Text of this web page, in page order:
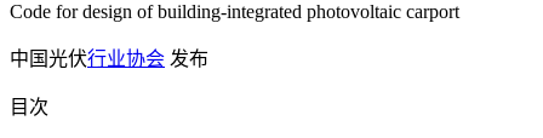
Code for design of building-integrated photovoltaic carport
中国光伏行业协会 发布
目次